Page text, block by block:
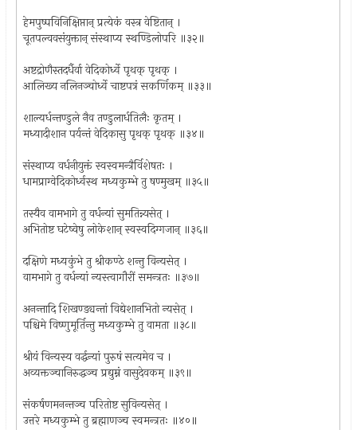
हेमपुष्पविनिक्षिप्तान् प्रत्येकं वस्त्र वेष्टितान् ।
चूतपल्ववसंयुक्तान् संस्थाप्य स्थण्डिलोपरि ॥३२॥
अष्टद्रोणैस्तदर्धैर्वा वेदिकोर्ध्वे पृथक् पृथक् ।
आलिख्य नलिनञ्चोर्ध्वे चाष्टपत्रं सकर्णिकम् ॥३३॥
शाल्यर्धन्तण्डुले नैव तण्डुलार्धतिलैः कृतम् ।
मध्यादीशान पर्यन्तं वेदिकासु पृथक् पृथक् ॥३४॥
संस्थाप्य वर्धनीयुक्तं स्वस्वमन्त्रैर्विशेषतः ।
धामप्राग्वेदिकोर्ध्वस्थ मध्यकुम्भे तु षण्मुखम् ॥३५॥
तस्यैव वामभागे तु वर्धन्यां सुमतिन्न्यसेत् ।
अभितोष्ट घटेष्वेषु लोकेशान् स्वस्वदिग्गजान् ॥३६॥
दक्षिणे मध्यकुंभे तु श्रीकण्ठे शन्तु विन्यसेत् ।
वामभागे तु वर्धन्यां न्यस्त्वागौरीं समन्त्रतः ॥३७॥
अनन्तादि शिखण्ड्यन्तां विद्येशानभितो न्यसेत् ।
पश्चिमे विष्णुमूर्तिन्तु मध्यकुम्भे तु वामता ॥३८॥
श्रीयं विन्यस्य वर्द्धन्यां पुरुषं सत्यमेव च ।
अव्यक्तञ्चानिरुद्धञ्च प्रद्युम्नं वासुदेवकम् ॥३९॥
संकर्षणमनन्तञ्च परितोष्ट सुविन्यसेत् ।
उत्तरे मध्यकुम्भे तु ब्रह्माणञ्च स्वमन्त्रतः ॥४०॥